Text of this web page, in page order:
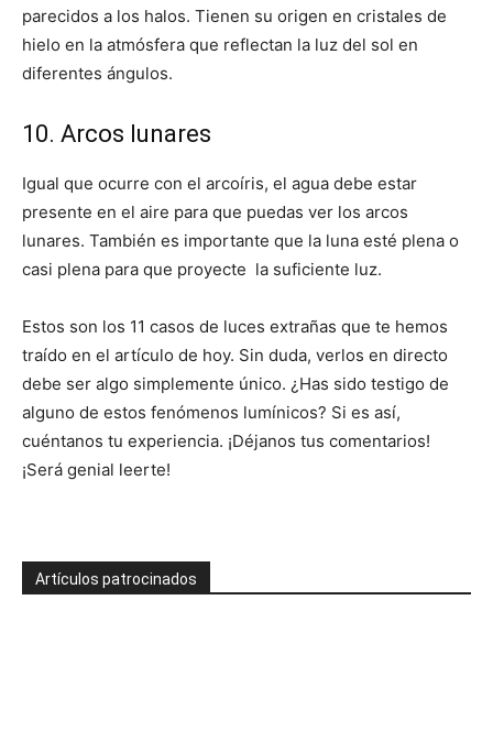
parecidos a los halos. Tienen su origen en cristales de
hielo en la atmósfera que reflectan la luz del sol en
diferentes ángulos.
10. Arcos lunares
Igual que ocurre con el arcoíris, el agua debe estar
presente en el aire para que puedas ver los arcos
lunares. También es importante que la luna esté plena o
casi plena para que proyecte la suficiente luz.
Estos son los 11 casos de luces extrañas que te hemos
traído en el artículo de hoy. Sin duda, verlos en directo
debe ser algo simplemente único. ¿Has sido testigo de
alguno de estos fenómenos lumínicos? Si es así,
cuéntanos tu experiencia. ¡Déjanos tus comentarios!
¡Será genial leerte!
Artículos patrocinados